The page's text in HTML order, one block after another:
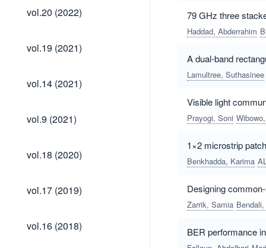
vol.20
(2022)
vol.20 (2022)
vol.19
(2021)
vol.19 (2021)
vol.14
(2021)
vol.14 (2021)
vol.9
(2021)
vol.9 (2021)
vol.18
(2020)
vol.18 (2020)
vol.17
(2019)
vol.17 (2019)
vol.16
(2018)
vol.16 (2018)
79 GHz three
Haddad, Abderrahim
A dual-band
Lamultree, Suthasinee
Visible light
Prayogi, Soni
1×2 microstrip
Benkhadda, Karima
Designing
Zarrik, Samia
BER performance